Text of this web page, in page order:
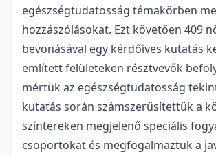
egészségtudatosság témakörben
hozzászólásokat. Ezt követően 409
bevonásával egy kérdőíves kutatás
említett felületeken résztvevők
mértük az egészségtudatosság
kutatás során számszerűsítettük a
színtereken megjelenő speciális
csoportokat és megfogalmaztuk a